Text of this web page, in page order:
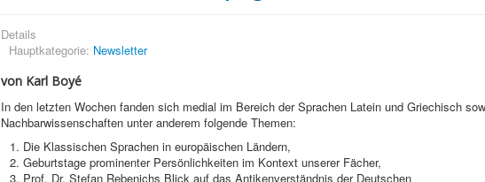
Details
Hauptkategorie: Newsletter
von Karl Boyé
In den letzten Wochen fanden sich medial im Bereich der Sprachen Latein und Griechisch
Nachbarwissenschaften unter anderem folgende Themen:
Die Klassischen Sprachen in europäischen Ländern,
Geburtstage prominenter Persönlichkeiten im Kontext unserer Fächer,
Prof. Dr. Stefan Rebenichs Blick auf das Antikenverständnis der Deutschen